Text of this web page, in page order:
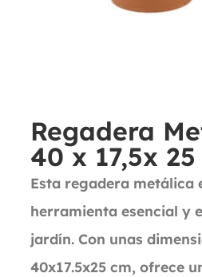
Regadera
40 x 17,5x
Esta regadera metálica
herramienta esencial y
jardín. Con unas
40x17.5x25 cm, ofrece